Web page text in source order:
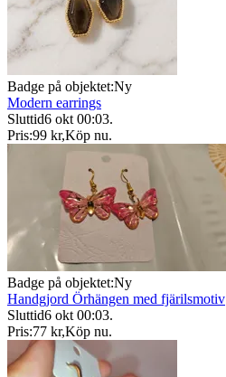
Badge på objektet:Ny
Modern earrings
Sluttid6 okt 00:03.
Pris:99 kr,Köp nu.
Badge på objektet:Ny
Handgjord Örhängen med fjärilsmotiv
Sluttid6 okt 00:03.
Pris:77 kr,Köp nu.